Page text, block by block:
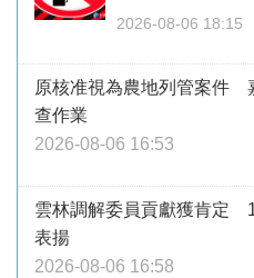
2026-08-06 18:15
原核准視為農地列管案件
查作業
2026-08-06 16:53
雲林調解委員貢獻獲肯定
表揚
2026-08-06 16:58